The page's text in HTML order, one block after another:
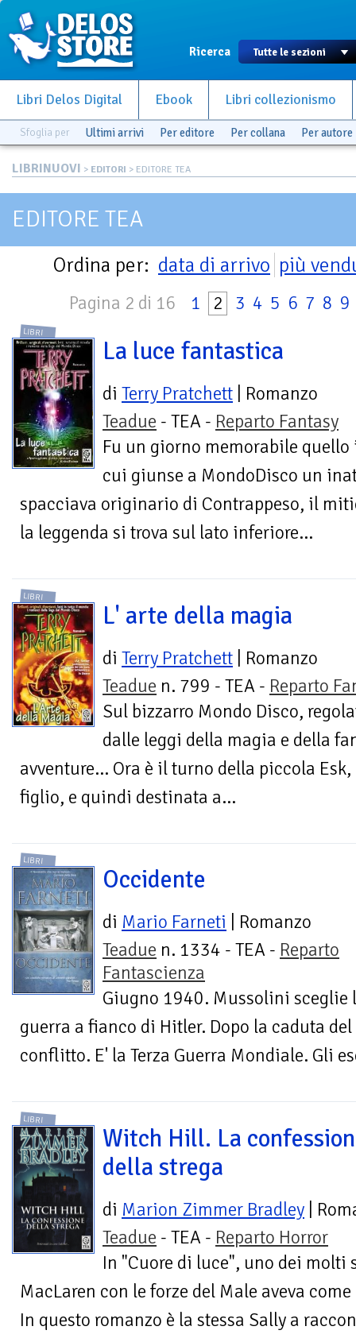
Ricerca
Libri Delos Digital Ebook Libri collezionismo
Sfoglia per Ultimi arrivi Per editore Per collana Per autore
LIBRINUOVI > EDITORI > EDITORE TEA
EDITORE TEA
Ordina per: data di arrivo più
Pagina 2 di 16 1 2 3 4 5 6 7 8 9
LIBRI
La luce fantastica
di Terry Pratchett | Romanzo
Teadue - TEA - Reparto Fantasy
Fu un giorno memorabile quello
cui giunse a MondoDisco un
spacciava originario di Contrappeso, il
la leggenda si trova sul lato inferiore...
LIBRI
L' arte della magia
di Terry Pratchett | Romanzo
Teadue n. 799 - TEA - Reparto
Sul bizzarro Mondo Disco,
dalle leggi della magia e della
avventure... Ora è il turno della piccola
figlio, e quindi destinata a...
LIBRI
Occidente
di Mario Farneti | Romanzo
Teadue n. 1334 - TEA - Reparto
Fantascienza
Giugno 1940. Mussolini
guerra a fianco di Hitler. Dopo la caduta
conflitto. E' la Terza Guerra Mondiale. Gli
LIBRI
Witch Hill. La
della strega
di Marion Zimmer Bradley |
Teadue - TEA - Reparto Horror
In "Cuore di luce", uno dei
MacLaren con le forze del Male aveva
In questo romanzo è la stessa Sally a